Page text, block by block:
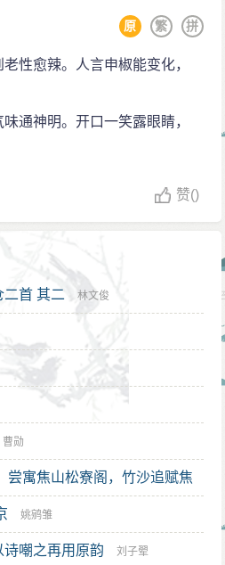
昏暗和大臣们的卖国求荣，
，艺术成就极高。
存词一首。
铨，早寡，后闻父亡亦投
孝烈叠山”，谢枋得被贬，谪居
国军属江南西路管辖。它位处
早在宋神宗元丰三年(1080)，
黄州居住，过着极其艰苦淡泊
相似。当年，苏轼曾经在黄
地上垦荒耕种，于大雪天在
“东坡雪堂”匾额，并从此自号
敬苏轼，苏轼在兴国军写的一
石驿南二十五里野人舍》。
衫来一抹。倚山修竹有人
竹杖自轻软，蒲荐松床亦香
孤萤自开阖。
意境，非常推崇，在如此
拼
繁
原
性愈辣。人言申椒能变化，
通神明。开口一笑露眼睛，
赞()
首 其二 林文俊
曹勋
尝寓焦山松寮阁，竹沙追赋焦
姚鹓雏
嘲之再用原韵 刘子翚